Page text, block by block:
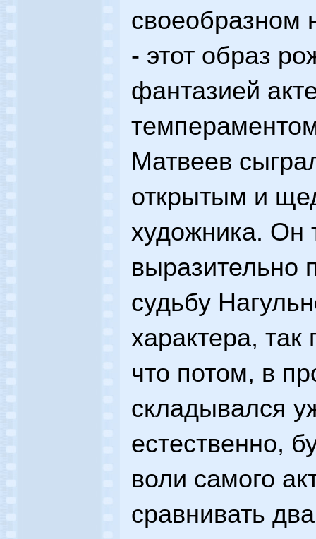
своеобразном
- этот образ
фантазией
Матвеев
открытым и
художника. Он
выразительно
судьбу
характера, так
что потом, в
складывался
естественно,
воли самого
сравнивать